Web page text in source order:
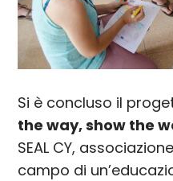
Si è concluso il
the way, show the
SEAL CY,
campo di